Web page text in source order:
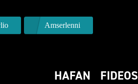
Amserlenni
HAFAN FIDEOS